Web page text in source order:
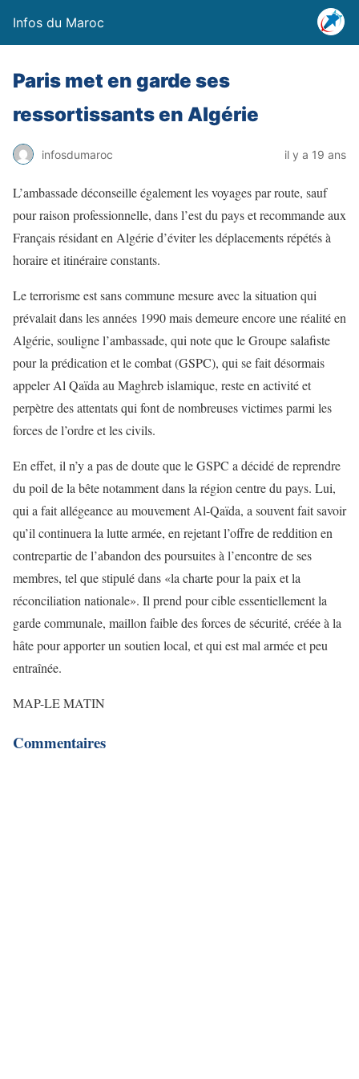
Infos du Maroc
Paris met en garde ses
ressortissants en Algérie
infosdumaroc il y a 19 ans
L’ambassade déconseille également les voyages par route, sauf
pour raison professionnelle, dans l’est du pays et recommande aux
Français résidant en Algérie d’éviter les déplacements répétés à
horaire et itinéraire constants.
Le terrorisme est sans commune mesure avec la situation qui
prévalait dans les années 1990 mais demeure encore une réalité en
Algérie, souligne l’ambassade, qui note que le Groupe salafiste
pour la prédication et le combat (GSPC), qui se fait désormais
appeler Al Qaïda au Maghreb islamique, reste en activité et
perpètre des attentats qui font de nombreuses victimes parmi les
forces de l’ordre et les civils.
En effet, il n’y a pas de doute que le GSPC a décidé de reprendre
du poil de la bête notamment dans la région centre du pays. Lui,
qui a fait allégeance au mouvement Al-Qaïda, a souvent fait savoir
qu’il continuera la lutte armée, en rejetant l’offre de reddition en
contrepartie de l’abandon des poursuites à l’encontre de ses
membres, tel que stipulé dans «la charte pour la paix et la
réconciliation nationale». Il prend pour cible essentiellement la
garde communale, maillon faible des forces de sécurité, créée à la
hâte pour apporter un soutien local, et qui est mal armée et peu
entraînée.
MAP-LE MATIN
Commentaires